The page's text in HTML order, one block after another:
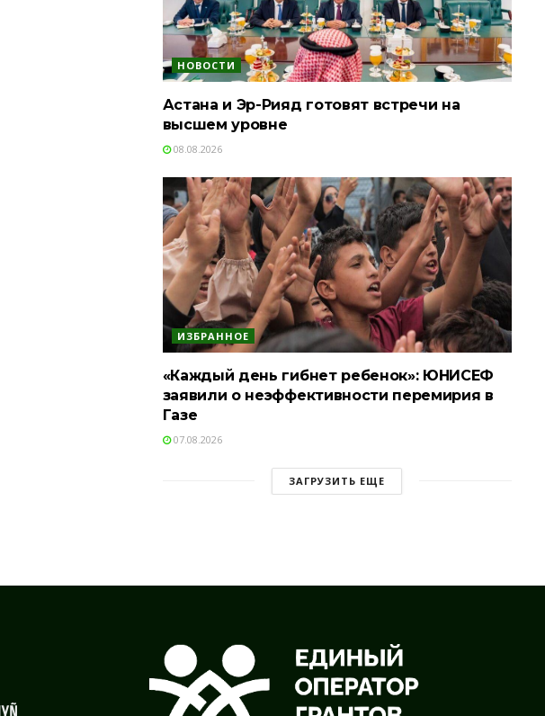
НОВОСТИ
Астана и Эр-Рияд готовят встречи на
высшем уровне
08.08.2026
ИЗБРАННОЕ
«Каждый день гибнет ребенок»: ЮНИСЕФ
заявили о неэффективности перемирия в
Газе
07.08.2026
ЗАГРУЗИТЬ ЕЩЕ